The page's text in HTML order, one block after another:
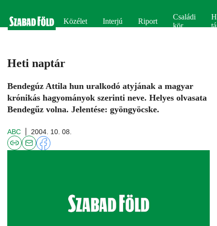
Közélet Interjú Riport
Családi
kör
Heti naptár
Bendegúz Attila hun uralkodó atyjának a magyar
krónikás hagyományok szerinti neve. Helyes olvasata
Bendegűz volna. Jelentése: gyöngyöcske.
ABC 2004. 10. 08.